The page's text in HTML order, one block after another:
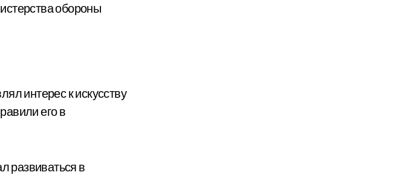
обороны
интерес к искусству
его в
развиваться в